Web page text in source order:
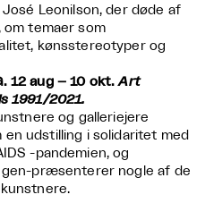
José Leonilson, der døde af
om temaer som
kønsstereotyper og
12 aug – 10 okt.Art
1991/2021.
og galleriejere
en udstilling i solidaritet med
-pandemien, og
gen-præsenterer nogle af de